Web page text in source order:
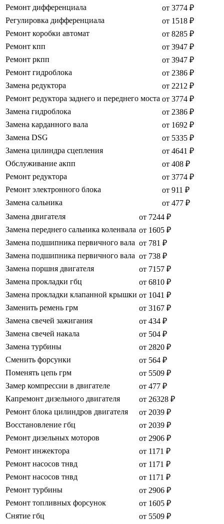
Ремонт дифференциала
от 3774 ₽
Регулировка дифференциала
от 1518 ₽
Ремонт коробки автомат
от 8285 ₽
Ремонт кпп
от 3947 ₽
Ремонт ркпп
от 3947 ₽
Ремонт гидроблока
от 2386 ₽
Замена редуктора
от 2212 ₽
Ремонт редуктора заднего и переднего моста от 3774 ₽
Замена гидроблока
от 2386 ₽
Замена карданного вала
от 1692 ₽
Замена DSG
от 5335 ₽
Замена цилиндра сцепления
от 4641 ₽
Обслуживание акпп
от 408 ₽
Ремонт редуктора
от 3774 ₽
Ремонт электронного блока
от 911 ₽
Замена сальника
от 477 ₽
Замена двигателя
от 7244 ₽
Замена переднего сальника коленвала от 1605 ₽
Замена подшипника первичного вала от 781 ₽
Замена подшипника первичного вала от 738 ₽
Замена поршня двигателя
от 7157 ₽
Замена прокладки гбц
от 6810 ₽
Замена прокладки клапанной крышки от 1041 ₽
Заменить ремень грм
от 3167 ₽
Замена свечей зажигания
от 434 ₽
Замена свечей накала
от 504 ₽
Замена турбины
от 2820 ₽
Сменить форсунки
от 564 ₽
Поменять цепь грм
от 5509 ₽
Замер компрессии в двигателе
от 477 ₽
Капремонт дизельного двигателя
от 26328 ₽
Ремонт блока цилиндров двигателя
от 2039 ₽
Восстановление гбц
от 2039 ₽
Ремонт дизельных моторов
от 2906 ₽
Ремонт инжектора
от 1171 ₽
Ремонт насосов тнвд
от 1171 ₽
Ремонт насосов тнвд
от 1171 ₽
Ремонт турбины
от 2906 ₽
Ремонт топливных форсунок
от 1605 ₽
Снятие гбц
от 5509 ₽